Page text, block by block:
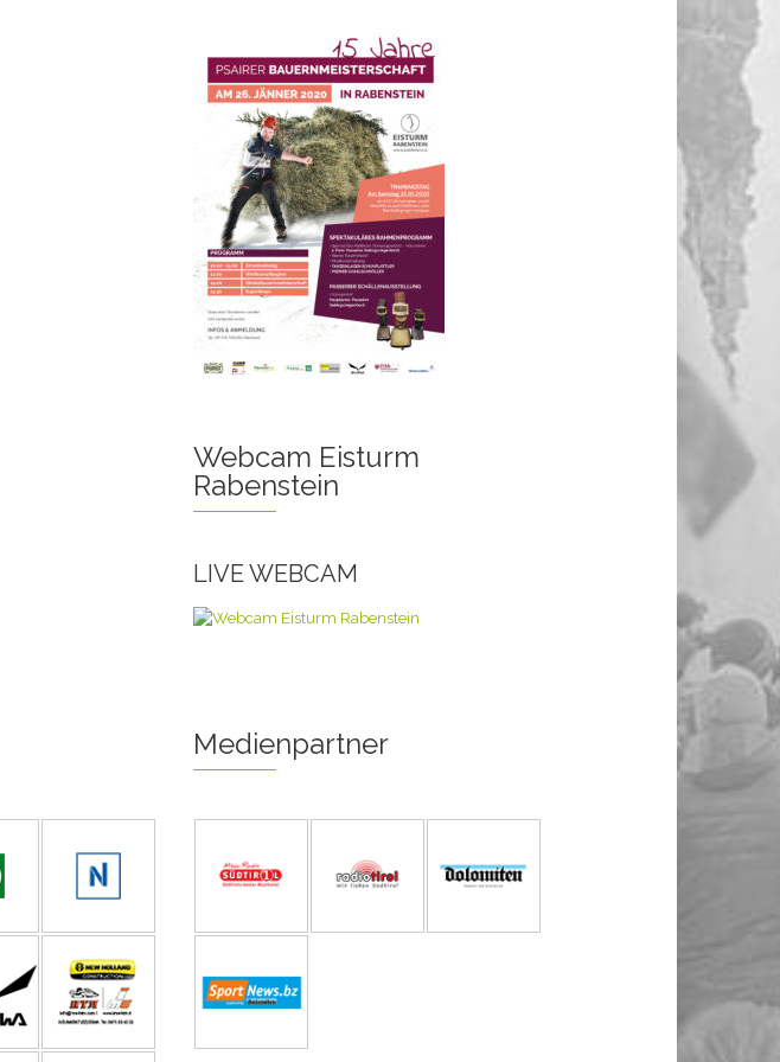
Webcam Eisturm
Rabenstein
LIVE WEBCAM
Medienpartner